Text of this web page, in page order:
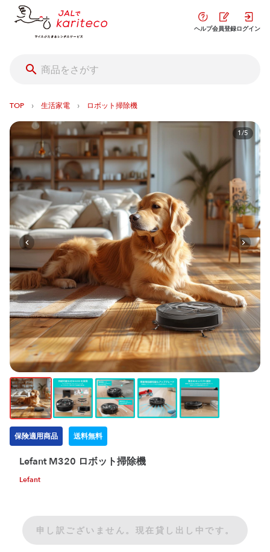
ヘルプ会員登録ログイン
TOP › 生活家電 › ロボット掃除機
1/5
保険適用商品 送料無料
Lefant M320 ロボット掃除機
Lefant
申し訳ございません。現在貸し出し中です。